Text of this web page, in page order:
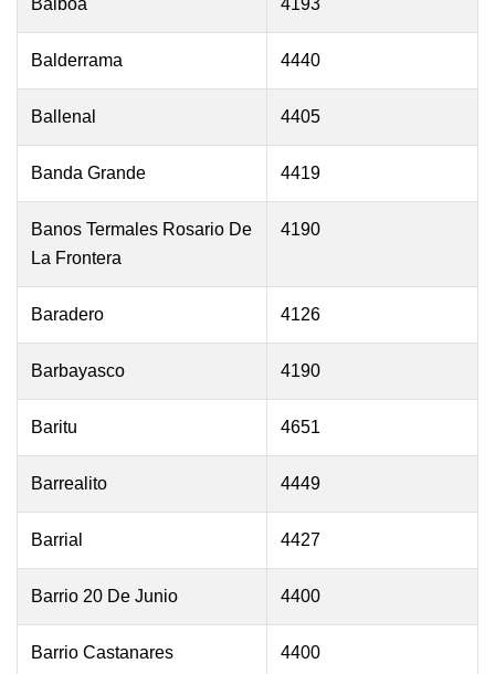
Balboa 4193
Balderrama 4440
Ballenal 4405
Banda Grande 4419
Banos Termales Rosario De
La Frontera
4190
Baradero 4126
Barbayasco 4190
Baritu 4651
Barrealito 4449
Barrial 4427
Barrio 20 De Junio 4400
Barrio Castanares 4400